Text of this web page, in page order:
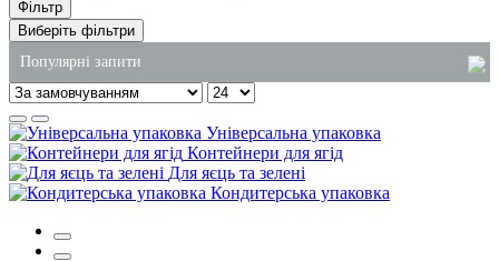
Фільтр
Виберіть фільтри
Популярні запити
одноразові стакани одеса
крафт пакети ціна
купити підкладку харчову
одноразові стакани пластикові купити
Універсальна упаковка
Контейнери для ягід
Для яєць та зелені
Кондитерська упаковка